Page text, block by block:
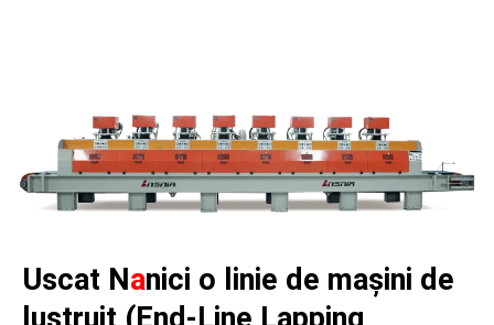
Uscat Nanici o linie de mașini de